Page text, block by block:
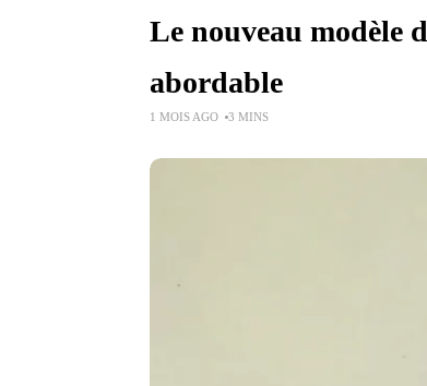
Le nouveau modèle
abordable
1 MOIS AGO 3 MINS